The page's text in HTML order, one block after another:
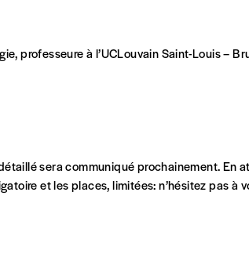
professeure à l’UCLouvain Saint-Louis –
sera communiqué prochainement. En
et les places, limitées: n’hésitez pas à